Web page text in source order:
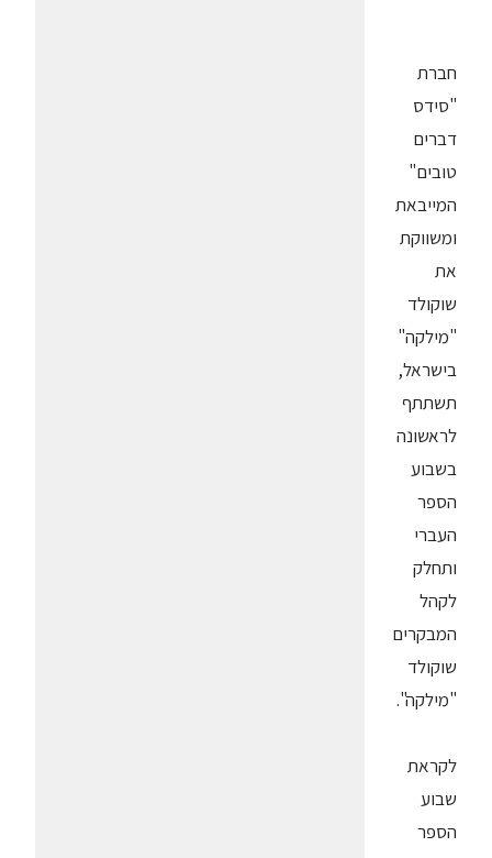
חברת
"סידס
דברים
טובים"
המייבאת
ומשווקת
את
שוקולד
"מילקה"
בישראל,
תשתתף
לראשונה
בשבוע
הספר
העברי
ותחלק
לקהל
המבקרים
שוקולד
"מילקה".
לקראת
שבוע
הספר